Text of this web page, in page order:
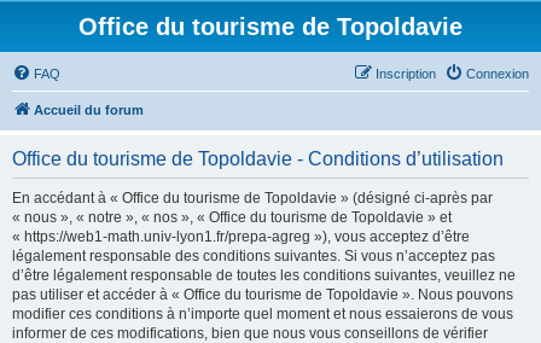
Office du tourisme de Topoldavie
FAQ Connexion
Inscription
Accueil du forum
Office du tourisme de Topoldavie - Conditions d’utilisation
En accédant à « Office du tourisme de Topoldavie » (désigné ci-après par
« nous », « notre », « nos », « Office du tourisme de Topoldavie » et
« https://web1-math.univ-lyon1.fr/prepa-agreg »), vous acceptez d’être
légalement responsable des conditions suivantes. Si vous n’acceptez pas
d’être légalement responsable de toutes les conditions suivantes, veuillez ne
pas utiliser et accéder à « Office du tourisme de Topoldavie ». Nous pouvons
modifier ces conditions à n’importe quel moment et nous essaierons de vous
informer de ces modifications, bien que nous vous conseillons de vérifier